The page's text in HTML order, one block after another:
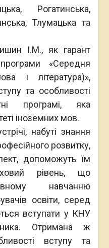
Рогатинська,
Тлумацька та
І.М., як гарант
програми «Середня
і література)»,
та особливості
програмі, яка
іноземних мов.
набуті знання
розвитку,
допоможуть їм
рівень, що
навчанню
освіти, серед
вступати у КНУ
Отримана ж
вступу та